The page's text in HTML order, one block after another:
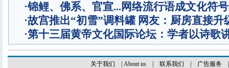
·锦鲤、佛系、官宣...网络流行语成文化符号
·故宫推出“初雪”调料罐 网友：厨房直接升
·第十三届黄帝文化国际论坛：学者以诗歌
关于我们 About us| 联系我们 广告服务